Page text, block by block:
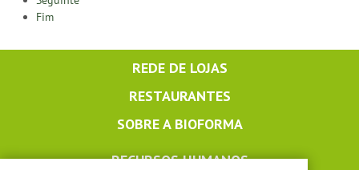
Fim
REDE DE LOJAS
RESTAURANTES
SOBRE A BIOFORMA
RECURSOS HUMANOS